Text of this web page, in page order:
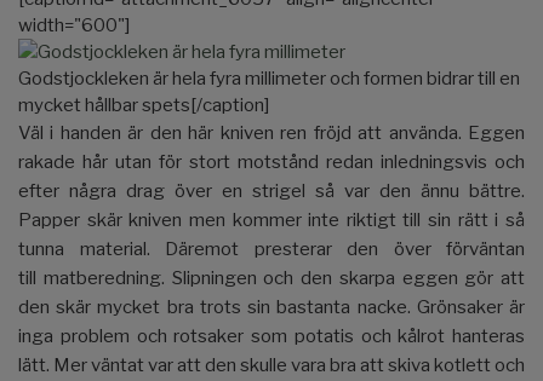
width="600"]
Godstjockleken är hela fyra millimeter och formen bidrar till en
mycket hållbar spets[/caption]
Väl i handen är den här kniven ren fröjd att använda. Eggen
rakade hår utan för stort motstånd redan inledningsvis och
efter några drag över en strigel så var den ännu bättre.
Papper skär kniven men kommer inte riktigt till sin rätt i så
tunna material. Däremot presterar den över förväntan
till matberedning. Slipningen och den skarpa eggen gör att
den skär mycket bra trots sin bastanta nacke. Grönsaker är
inga problem och rotsaker som potatis och kålrot hanteras
lätt. Mer väntat var att den skulle vara bra att skiva kotlett och